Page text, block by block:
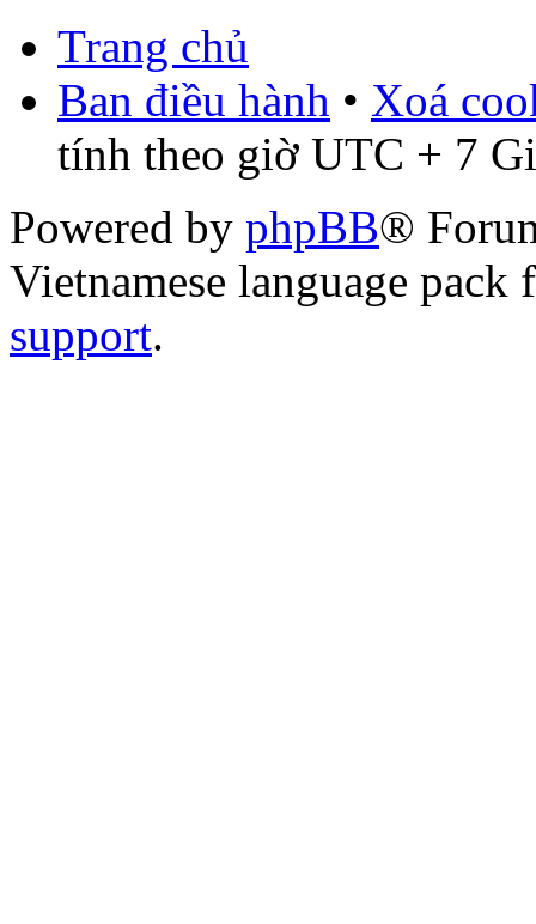
Trang chủ
Ban điều hành • Xoá
tính theo giờ UTC + 7
Powered by phpBB®
Vietnamese language
support.